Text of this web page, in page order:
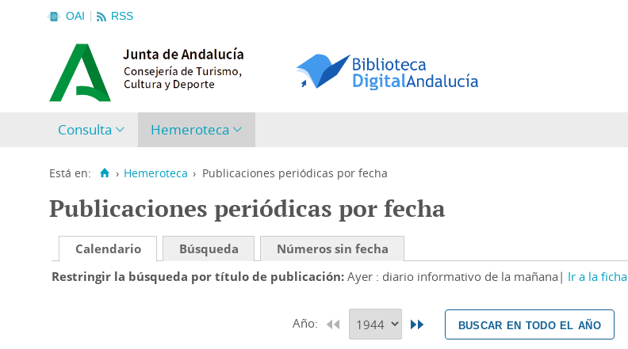
OAI RSS
Consulta Hemeroteca
Está en: › Hemeroteca › Publicaciones periódicas por fecha
Publicaciones periódicas por fecha
Calendario Búsqueda
Números sin fecha
Restringir la búsqueda por título de publicación Ayer : diario informativo de la mañana Ir a la ficha
Año: buscar en todo el año